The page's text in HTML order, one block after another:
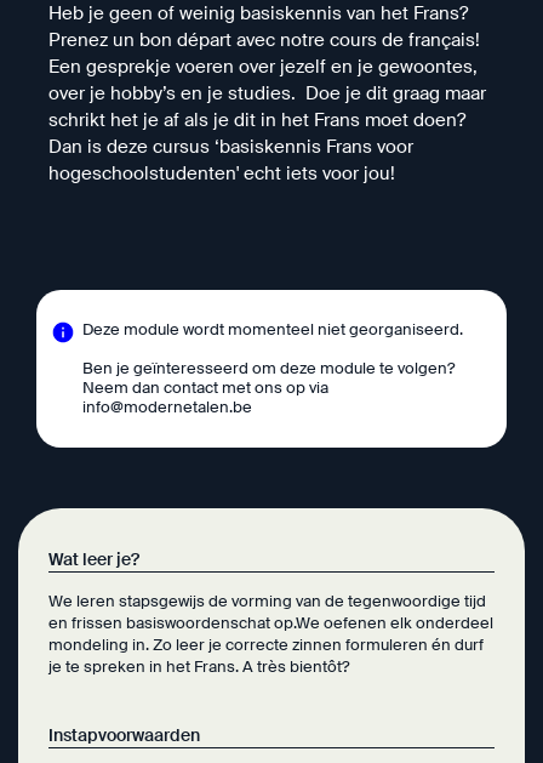
Heb je geen of weinig basiskennis van het Frans?
Prenez un bon départ avec notre cours de français!
Een gesprekje voeren over jezelf en je gewoontes,
over je hobby’s en je studies. Doe je dit graag maar
schrikt het je af als je dit in het Frans moet doen?
Dan is deze cursus ‘basiskennis Frans voor
hogeschoolstudenten' echt iets voor jou!
Deze module wordt momenteel niet georganiseerd.
Ben je geïnteresseerd om deze module te volgen?
Neem dan contact met ons op via
info@modernetalen.be
Wat leer je?
We leren stapsgewijs de vorming van de tegenwoordige tijd
en frissen basiswoordenschat op.We oefenen elk onderdeel
mondeling in. Zo leer je correcte zinnen formuleren én durf
je te spreken in het Frans. A très bientôt?
Instapvoorwaarden